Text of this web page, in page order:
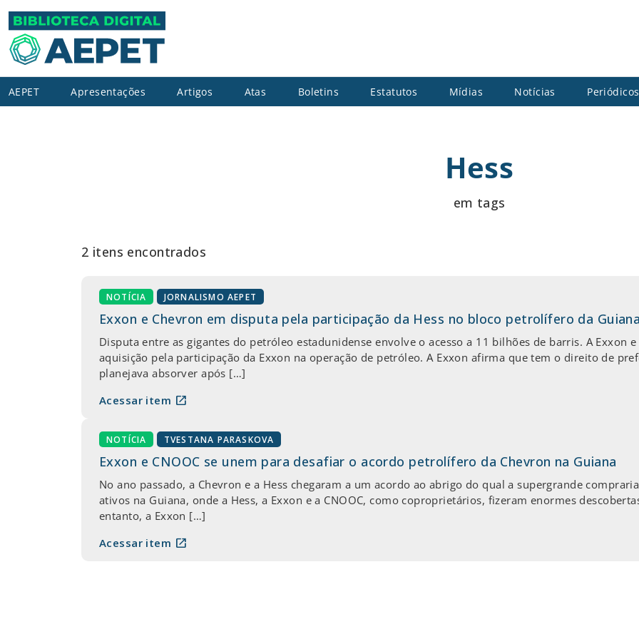
AEPET Apresentações Artigos Atas Boletins Estatutos Mídias Notícias Periódicos
Hess
em tags
2 itens encontrados
NOTÍCIA JORNALISMO AEPET
Exxon e Chevron em disputa pela participação da Hess no bloco petrolífero da Guiana
Disputa entre as gigantes do petróleo estadunidense envolve o acesso a 11 bilhões de barris. A Exxon
aquisição pela participação da Exxon na operação de petróleo. A Exxon afirma que tem o direito de
planejava absorver após […]
Acessar item open_in_new
NOTÍCIA TVESTANA PARASKOVA
Exxon e CNOOC se unem para desafiar o acordo petrolífero da Chevron na Guiana
No ano passado, a Chevron e a Hess chegaram a um acordo ao abrigo do qual a supergrande
ativos na Guiana, onde a Hess, a Exxon e a CNOOC, como coproprietários, fizeram enormes
entanto, a Exxon […]
Acessar item open_in_new